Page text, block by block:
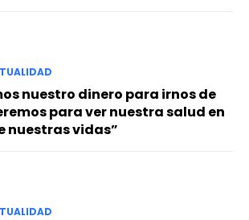
nuestro dinero para irnos de
para ver nuestra salud en
nuestras vidas”